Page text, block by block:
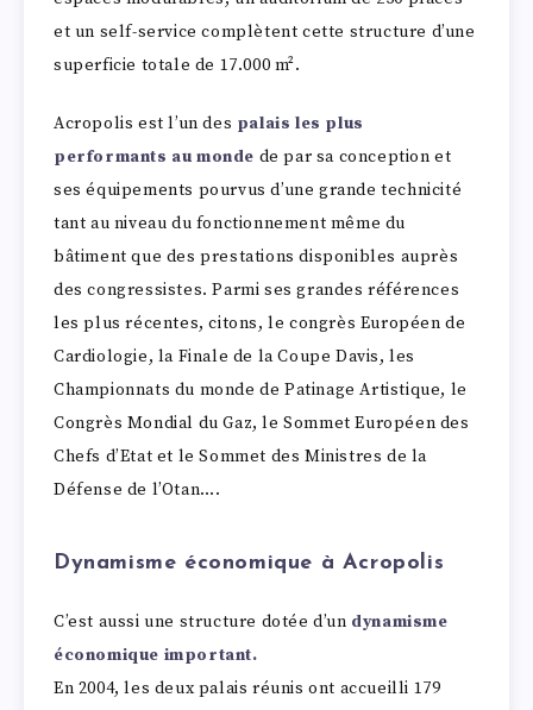
et un self-service complètent cette structure d’une
superficie totale de 17.000 m².
Acropolis est l’un des palais les plus
performants au monde de par sa conception et
ses équipements pourvus d’une grande technicité
tant au niveau du fonctionnement même du
bâtiment que des prestations disponibles auprès
des congressistes. Parmi ses grandes références
les plus récentes, citons, le congrès Européen de
Cardiologie, la Finale de la Coupe Davis, les
Championnats du monde de Patinage Artistique, le
Congrès Mondial du Gaz, le Sommet Européen des
Chefs d’Etat et le Sommet des Ministres de la
Défense de l’Otan….
Dynamisme économique à Acropolis
C’est aussi une structure dotée d’un dynamisme
économique important.
En 2004, les deux palais réunis ont accueilli 179